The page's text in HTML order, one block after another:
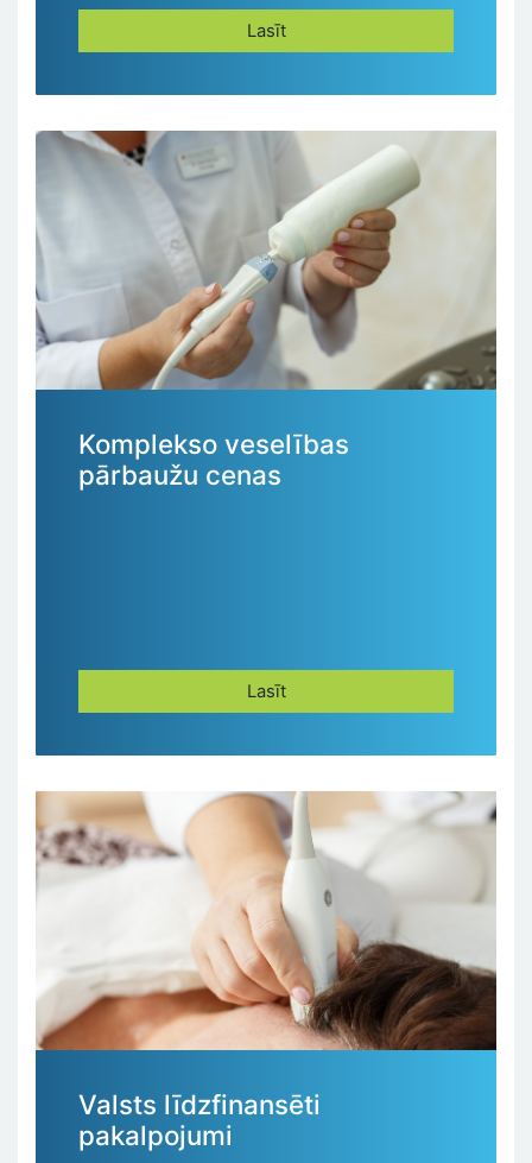
Lasīt
Komplekso veselības
pārbaužu cenas
Lasīt
Valsts līdzfinansēti
pakalpojumi